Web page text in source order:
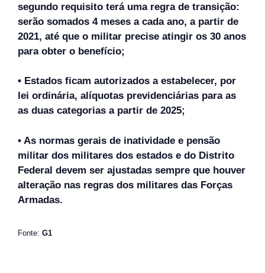
segundo requisito terá uma regra de transição:
serão somados 4 meses a cada ano, a partir de
2021, até que o militar precise atingir os 30 anos
para obter o benefício;
• Estados ficam autorizados a estabelecer, por
lei ordinária, alíquotas previdenciárias para as
as duas categorias a partir de 2025;
• As normas gerais de inatividade e pensão
militar dos militares dos estados e do Distrito
Federal devem ser ajustadas sempre que houver
alteração nas regras dos militares das Forças
Armadas.
Fonte: G1